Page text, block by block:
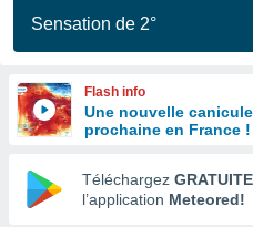
en
Sensation de 2°
Flash info
Une nouvelle
prochaine en France !
Téléchargez
l’application Meteored!